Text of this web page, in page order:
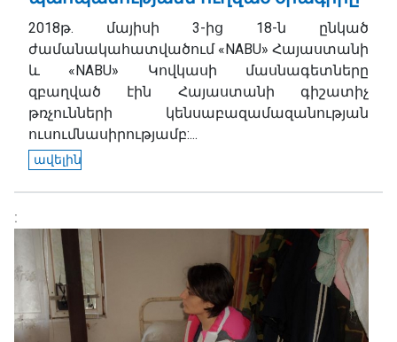
2018թ. մայիսի 3-ից 18-ն ընկած
ժամանակահատվածում «NABU» Հայաստանի
և «NABU» Կովկասի մասնագետները
զբաղված էին Հայաստանի գիշատիչ
թռչունների կենսաբազամազանության
ուսումնասիրությամբ:...
ավելին